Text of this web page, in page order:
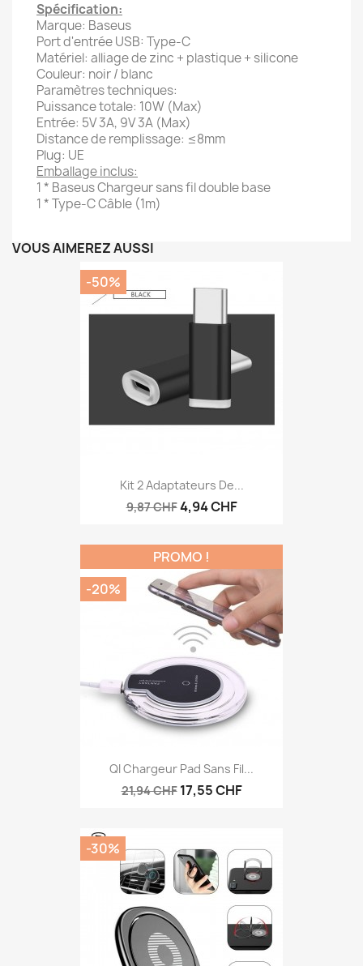
Spécification:
Marque: Baseus
Port d'entrée USB: Type-C
Matériel: alliage de zinc + plastique + silicone
Couleur: noir / blanc
Paramètres techniques:
Puissance totale: 10W (Max)
Entrée: 5V 3A, 9V 3A (Max)
Distance de remplissage: ≤8mm
Plug: UE
Emballage inclus:
1 * Baseus Chargeur sans fil double base
1 * Type-C Câble (1m)
VOUS AIMEREZ AUSSI
Kit 2 Adaptateurs De...
9,87 CHF4,94 CHF
-50%
QI Chargeur Pad Sans Fil...
21,94 CHF 17,55 CHF
PROMO !
-20%
-30%